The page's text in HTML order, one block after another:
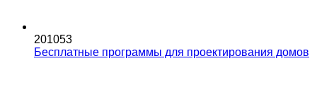
201053
Бесплатные программы для проектирования домов